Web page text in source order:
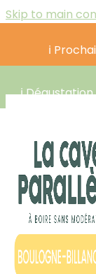
Skip to main
ℹ️
ℹ️